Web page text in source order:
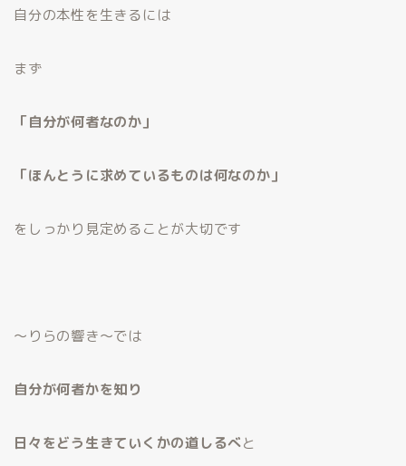
自分の本性を生きるには
まず
「自分が何者なのか」
「ほんとうに求めているものは何なのか」
をしっかり見定めることが大切です
～りらの響き～では
自分が何者かを知り
日々をどう生きていくかの道しるべと